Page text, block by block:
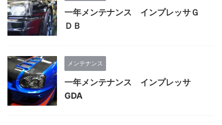
一年メンテナンス インプレッサＧ
ＤＢ
メンテナンス
一年メンテナンス インプレッサ
GDA